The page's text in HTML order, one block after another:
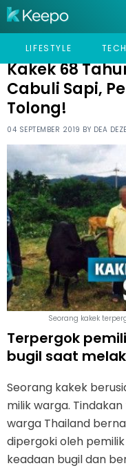
LIFESTYLE
HOME VIRAL
KAKEK 68
Kakek 68
Cabuli Sapi,
Tolong!
04 SEPTEMBER 2019 BY DEA
Seorang kakek
Terpergok
bugil saat
Seorang kakek
milik warga.
warga Thailand
dipergoki oleh
keadaan bugil dan